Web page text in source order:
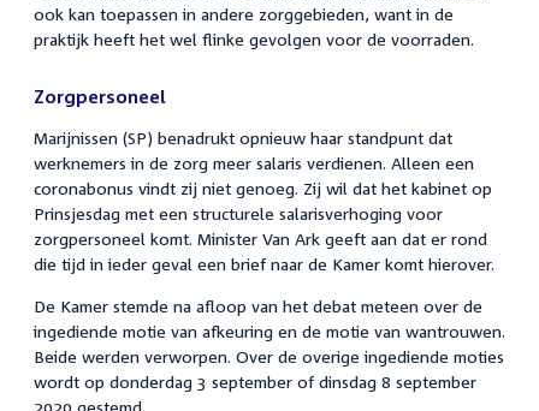
ook kan toepassen in andere zorggebieden, want in de
praktijk heeft het wel flinke gevolgen voor de voorraden.
Zorgpersoneel
Marijnissen (SP) benadrukt opnieuw haar standpunt dat
werknemers in de zorg meer salaris verdienen. Alleen een
coronabonus vindt zij niet genoeg. Zij wil dat het kabinet op
Prinsjesdag met een structurele salarisverhoging voor
zorgpersoneel komt. Minister Van Ark geeft aan dat er rond
die tijd in ieder geval een brief naar de Kamer komt hierover.
De Kamer stemde na afloop van het debat meteen over de
ingediende motie van afkeuring en de motie van wantrouwen.
Beide werden verworpen. Over de overige ingediende moties
wordt op donderdag 3 september of dinsdag 8 september
2020 gestemd.